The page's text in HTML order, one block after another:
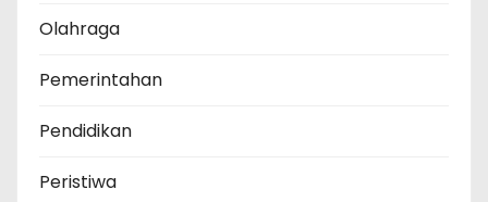
Olahraga
Pemerintahan
Pendidikan
Peristiwa